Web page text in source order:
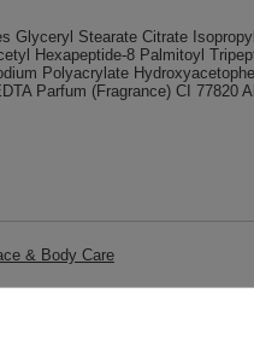
Glyceryl Stearate Citrate
Hexapeptide-8 Palmitoyl
Polyacrylate
Parfum (Fragrance) CI 77820
& Body Care